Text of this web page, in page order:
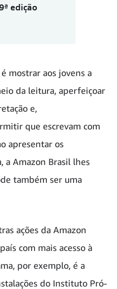
edição
mostrar aos jovens a
da leitura, aperfeiçoar
e,
que escrevam com
apresentar os
a Amazon Brasil lhes
também ser uma
ações da Amazon
com mais acesso à
por exemplo, é a
do Instituto Pró-